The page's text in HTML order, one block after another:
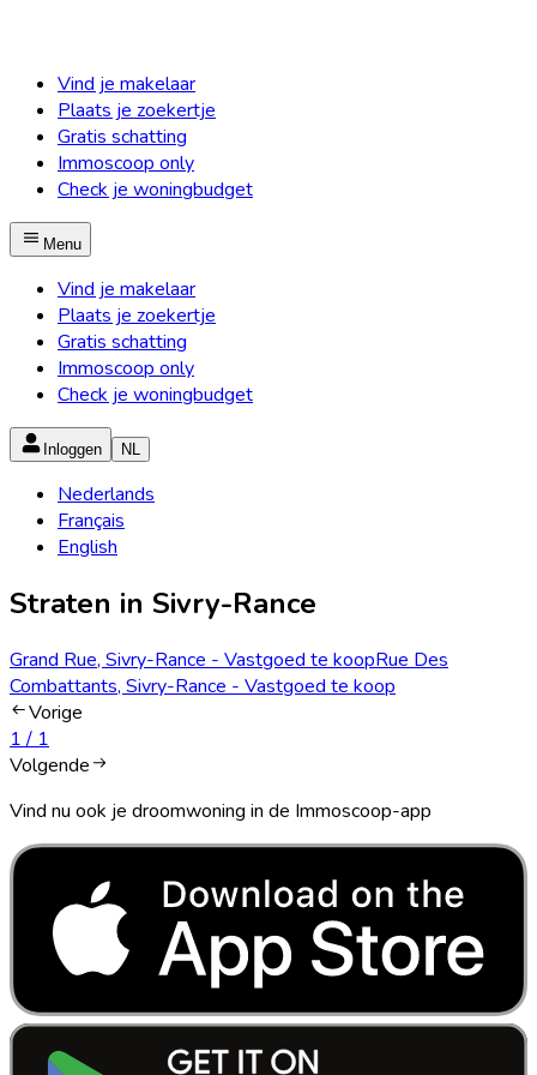
Vind je makelaar
Plaats je zoekertje
Gratis schatting
Immoscoop only
Check je woningbudget
Menu
Vind je makelaar
Plaats je zoekertje
Gratis schatting
Immoscoop only
Check je woningbudget
Inloggen NL
Nederlands
Français
English
Straten in Sivry-Rance
Grand Rue, Sivry-Rance - Vastgoed te koopRue Des
Combattants, Sivry-Rance - Vastgoed te koop
Vorige
1/ 1
Volgende
Vind nu ook je droomwoning in de Immoscoop-app